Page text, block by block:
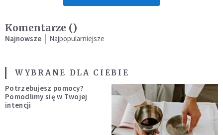
Komentarze ()
Najnowsze Najpopularniejsze
WYBRANE DLA CIEBIE
Potrzebujesz pomocy?
Pomodlimy się w Twojej
intencji